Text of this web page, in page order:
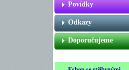
Povídky
Odkazy
Doporučujeme